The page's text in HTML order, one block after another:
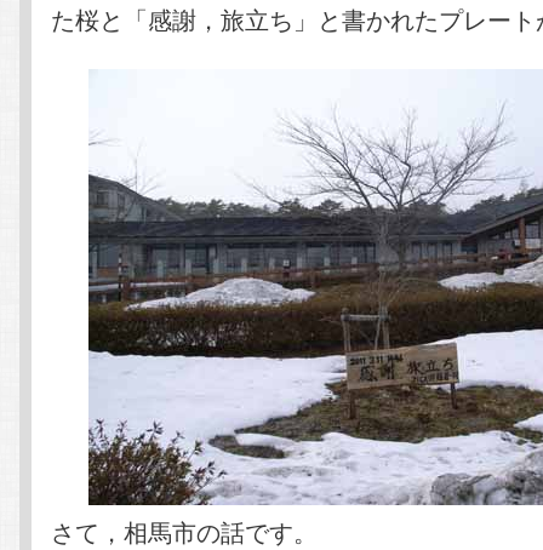
た桜と「感謝，旅立ち」と書かれたプレー
さて，相馬市の話です。